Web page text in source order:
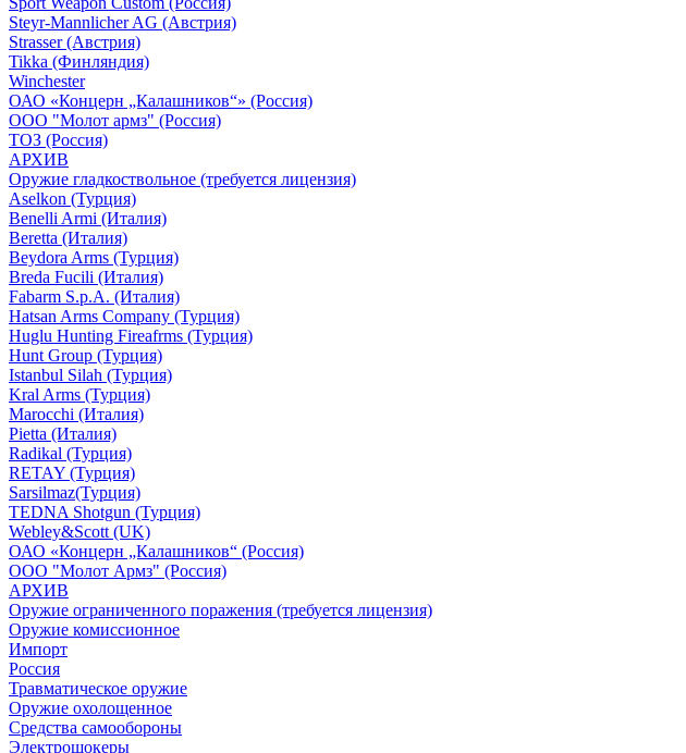
Steyr-Mannlicher AG (Австрия)
Strasser (Австрия)
Tikka (Финляндия)
Winchester
ОАО «Концерн „Калашников“» (Россия)
ООО "Молот армз" (Россия)
ТОЗ (Россия)
АРХИВ
Оружие гладкоствольное (требуется лицензия)
Aselkon (Турция)
Benelli Armi (Италия)
Beretta (Италия)
Beydora Arms (Турция)
Breda Fucili (Италия)
Fabarm S.p.A. (Италия)
Hatsan Arms Company (Турция)
Huglu Hunting Fireafrms (Турция)
Hunt Group (Турция)
Istanbul Silah (Турция)
Kral Arms (Турция)
Marocchi (Италия)
Pietta (Италия)
Radikal (Турция)
RETAY (Турция)
Sarsilmaz(Турция)
TEDNA Shotgun (Турция)
Webley&Scott (UK)
ОАО «Концерн „Калашников“ (Россия)
ООО "Молот Армз" (Россия)
АРХИВ
Оружие ограниченного поражения (требуется лицензия)
Оружие комиссионное
Импорт
Россия
Травматическое оружие
Оружие охолощенное
Средства самообороны
Электрошокеры